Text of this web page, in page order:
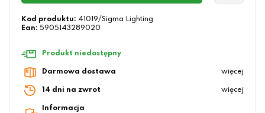
Kod produktu: 41019/Sigma Lighting
Ean: 5905143289020
Produkt niedostępny
Darmowa dostawa więcej
14 dni na zwrot więcej
Informacja